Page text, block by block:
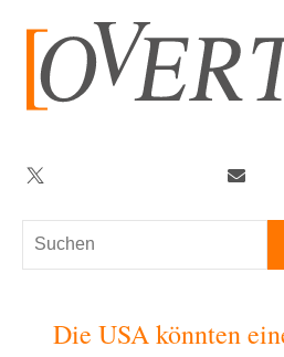
springen
Suchen
Twitter
Die USA könnten